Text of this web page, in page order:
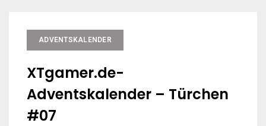
ADVENTSKALENDER
XTgamer.de-
Adventskalender – Türchen
#07